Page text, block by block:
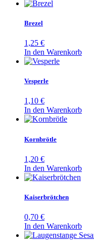
Brezel
1,25 €
In den Warenkorb
Vesperle
1,10 €
In den Warenkorb
Kornbrötle
1,20 €
In den Warenkorb
Kaiserbrötchen
0,70 €
In den Warenkorb